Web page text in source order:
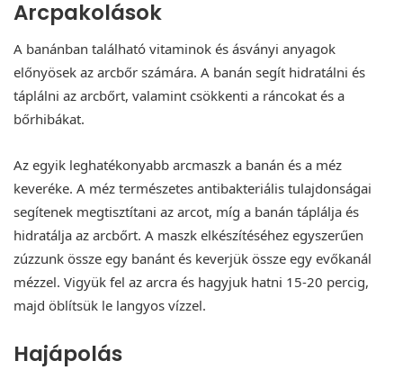
Arcpakolások
A banánban található vitaminok és ásványi anyagok
előnyösek az arcbőr számára. A banán segít hidratálni és
táplálni az arcbőrt, valamint csökkenti a ráncokat és a
bőrhibákat.
Az egyik leghatékonyabb arcmaszk a banán és a méz
keveréke. A méz természetes antibakteriális tulajdonságai
segítenek megtisztítani az arcot, míg a banán táplálja és
hidratálja az arcbőrt. A maszk elkészítéséhez egyszerűen
zúzzunk össze egy banánt és keverjük össze egy evőkanál
mézzel. Vigyük fel az arcra és hagyjuk hatni 15-20 percig,
majd öblítsük le langyos vízzel.
Hajápolás